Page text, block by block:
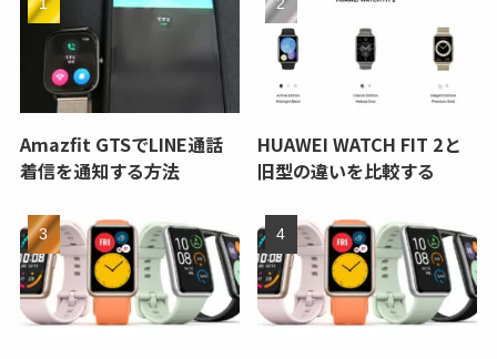
Amazfit GTSでLINE通話
着信を通知する方法
HUAWEI WATCH FIT 2と
旧型の違いを比較する